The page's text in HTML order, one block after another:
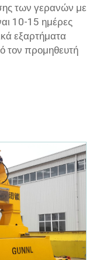
των γερανών με
10-15 ημέρες
εξαρτήματα
τον προμηθευτή